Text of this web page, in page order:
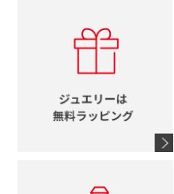
ブルガリ
グッチ
コーチ
ブランドアイテムをすべて見る
時計をすべて見る
ルイヴィトン
エルメス
シャネル
イニシャル